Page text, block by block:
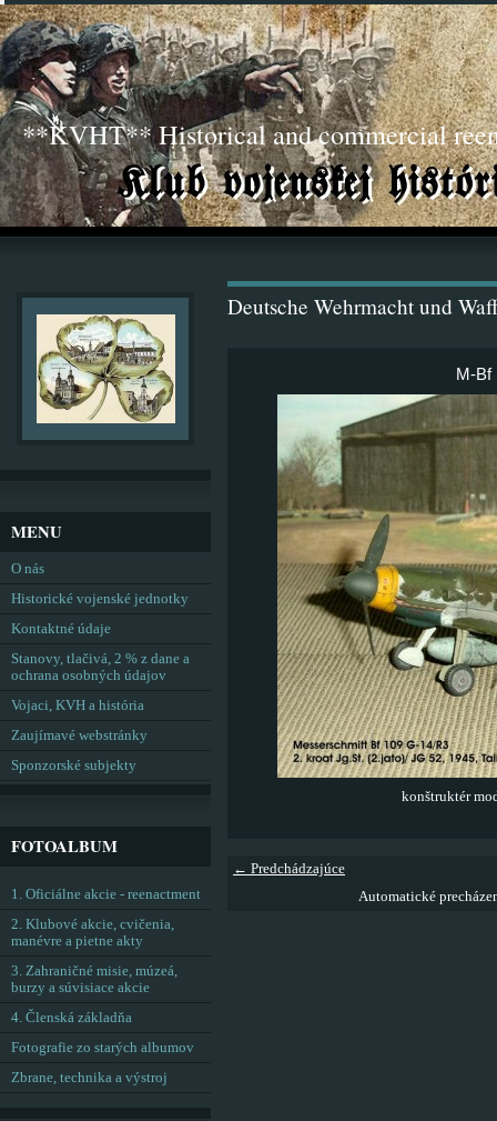
**KVHT** Historical and commercial
Deutsche Wehrmacht und
M-Bf
konštruktér
← Predchádzajúce
Automatické
MENU
O nás
Historické vojenské jednotky
Kontaktné údaje
Stanovy, tlačivá, 2 % z dane a
ochrana osobných údajov
Vojaci, KVH a história
Zaujímavé webstránky
Sponzorské subjekty
FOTOALBUM
1. Oficiálne akcie - reenactment
2. Klubové akcie, cvičenia,
manévre a pietne akty
3. Zahraničné misie, múzeá,
burzy a súvisiace akcie
4. Členská základňa
Fotografie zo starých albumov
Zbrane, technika a výstroj